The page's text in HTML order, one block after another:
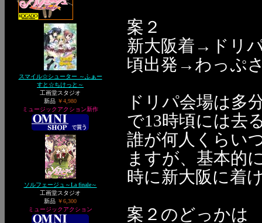
スマイル☆シューター ～ふぁー
すと☆ちけっと～
工画堂スタジオ
新品 ￥4,980
ミュージックアクション新作
ソルフェージュ～La finale～
工画堂スタジオ
新品 ￥6,300
ミュージックアクション
案２
新大阪着→ドリ
頃出発→わっぷ
ドリパ会場は多
で13時頃には去
誰が何人くらい
ますが、基本的
時に新大阪に着
案２のどっかは